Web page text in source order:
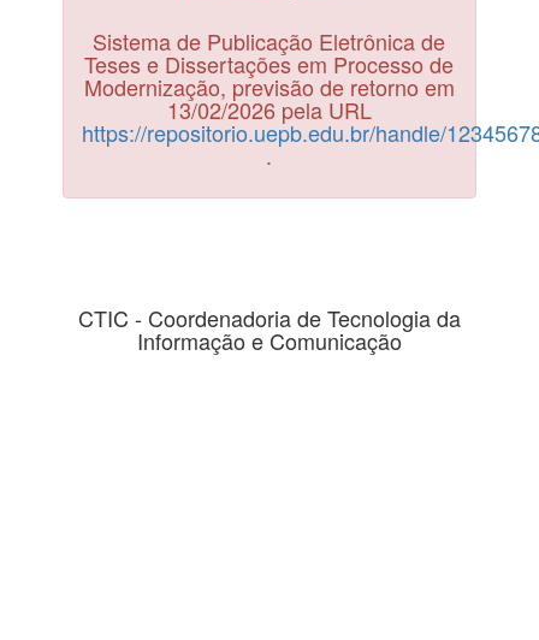
Sistema de Publicação Eletrônica de
Teses e Dissertações em Processo de
Modernização, previsão de retorno em
13/02/2026 pela URL
https://repositorio.uepb.edu.br/handle/
.
CTIC - Coordenadoria de Tecnologia da
Informação e Comunicação